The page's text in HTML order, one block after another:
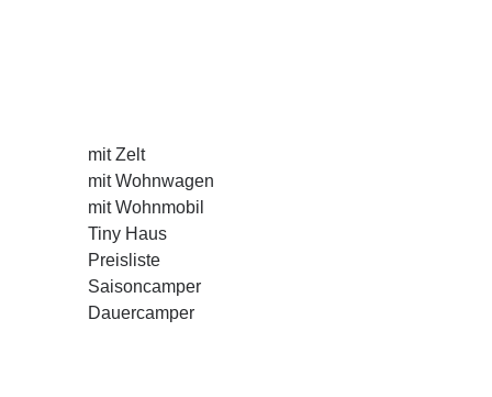
mit Zelt
mit Wohnwagen
mit Wohnmobil
Tiny Haus
Preisliste
Saisoncamper
Dauercamper